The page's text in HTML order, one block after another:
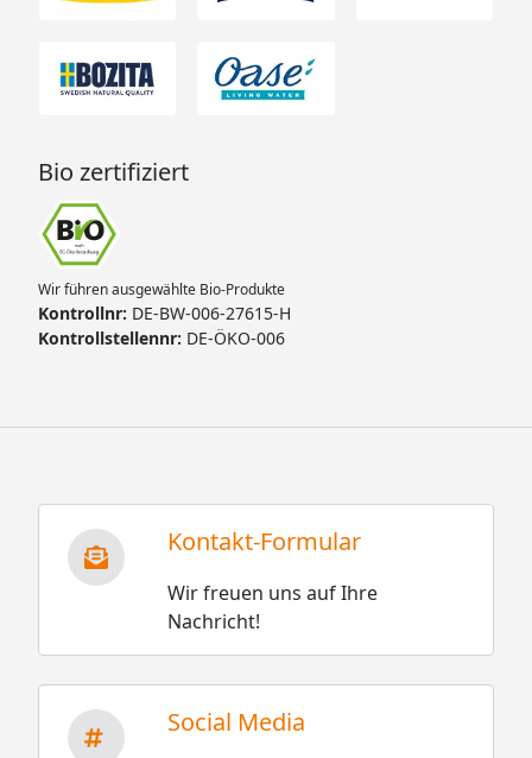
Bio zertifiziert
Wir führen ausgewählte Bio-Produkte
Kontrollnr: DE-BW-006-27615-H
Kontrollstellennr: DE-ÖKO-006
Kontakt-Formular
Wir freuen uns auf Ihre
Nachricht!
Social Media